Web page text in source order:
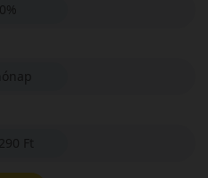
0%
Ft